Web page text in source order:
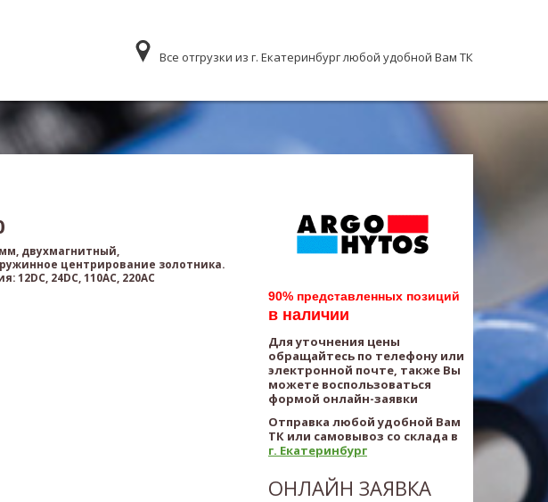
Все отгрузки из г. Екатеринбург любой удобной Вам ТК
двухмагнитный,
центрирование золотника.
24DC, 110AC, 220AC
90% представленных позиций
в наличии
Для уточнения цены
обращайтесь по телефону или
электронной почте, также Вы
можете воспользоваться
формой онлайн-заявки
Отправка любой удобной Вам
ТК или самовывоз со склада в
г. Екатеринбург
ОНЛАЙН ЗАЯВКА